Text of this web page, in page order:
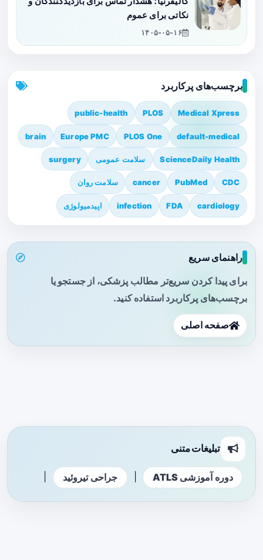
نکاتی برای عموم
۱۴۰۵-۰۵-۱۶
برچسب‌های پرکاربرد
Medical Xpress
PLOS
public-health
default-medical
PLOS One
Europe PMC
brain
ScienceDaily Health سلامت عمومی surgery
CDC
PubMed
cancer سلامت روان
cardiology
FDA
infection اپیدمیولوژی
راهنمای سریع
برای پیدا کردن سریع‌تر مطالب پزشکی، از جستجو یا
برچسب‌های پرکاربرد استفاده کنید.
صفحه اصلی
تبلیغات متنی
دوره آموزشی ATLS جراحی تیروئید